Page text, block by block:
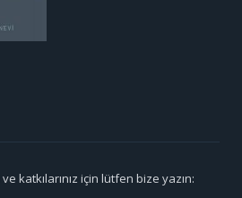
katkılarınız için lütfen bize yazın: